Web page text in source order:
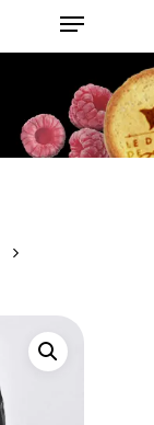
Menu
Close
Menu